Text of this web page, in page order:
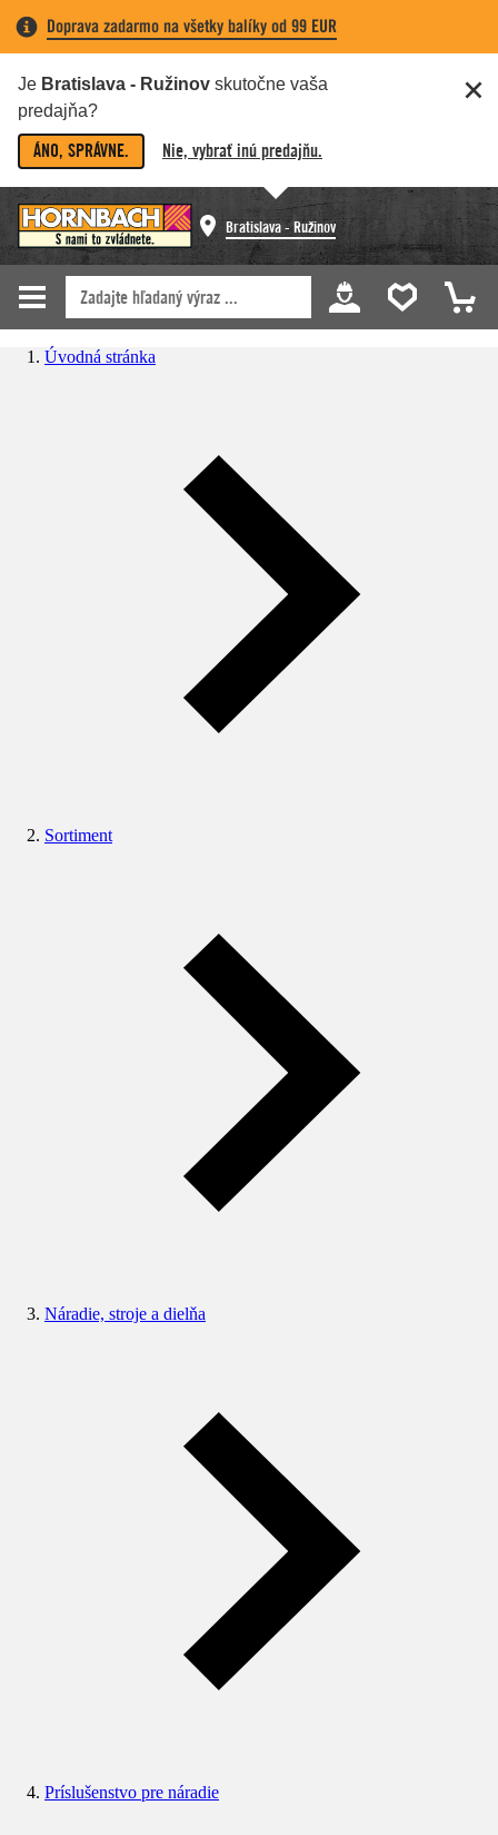
Doprava zadarmo na všetky balíky od 99 EUR
Je Bratislava - Ružinov skutočne vaša
predajňa?
ÁNO, SPRÁVNE. Nie, vybrať inú predajňu.
Bratislava - Ružinov
Úvodná stránka
Sortiment
Náradie, stroje a dielňa
Príslušenstvo pre náradie